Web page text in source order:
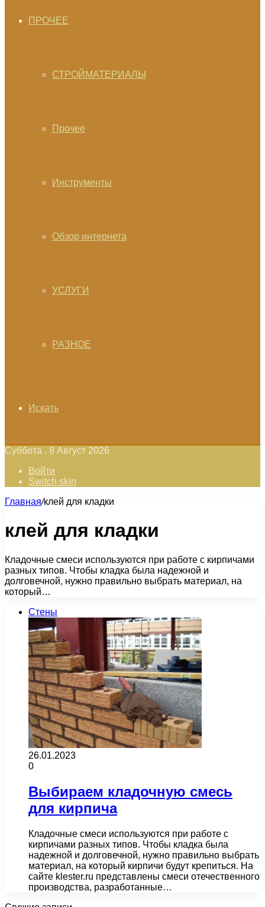
ПРОЧЕЕ
СТРОЙМАТЕРИАЛЫ
Прочее
Инструменты
Обзор интернета
УСЛУГИ
РАЗНОЕ
Искать
Суббота , 8 Август 2026
Войти
Switch skin
Главная/клей для кладки
клей для кладки
Кладочные смеси используются при работе с кирпичами
разных типов. Чтобы кладка была надежной и
долговечной, нужно правильно выбрать материал, на
который…
Стены
26.01.2023
0
Выбираем кладочную смесь
для кирпича
Кладочные смеси используются при работе с
кирпичами разных типов. Чтобы кладка была
надежной и долговечной, нужно правильно выбрать
материал, на который кирпичи будут крепиться. На
сайте klester.ru представлены смеси отечественного
производства, разработанные…